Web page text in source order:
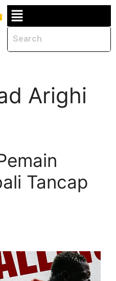
Arighi
Tancap